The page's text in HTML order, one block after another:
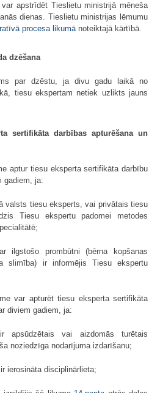
apstrīdēt Tieslietu ministrijā mēneša
dienas. Tieslietu ministrijas lēmumu
procesa likumānoteiktajā kārtībā.
dzēšana
par dzēstu, ja divu gadu laikā no
tiesu ekspertam netiek uzlikts jauns
sertifikāta darbības apturēšana un
aptur tiesu eksperta sertifikāta darbību
gadiem, ja:
valsts tiesu eksperts, vai privātais tiesu
Tiesu ekspertu padomei metodes
ilgstošo prombūtni (bērna kopšanas
slimība) ir informējis Tiesu ekspertu
var apturēt tiesu eksperta sertifikāta
diviem gadiem, ja:
apsūdzētais vai aizdomās turētais
noziedzīga nodarījuma izdarīšanu;
ierosināta disciplinārlieta;